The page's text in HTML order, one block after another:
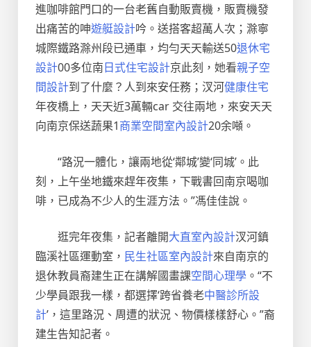
進咖啡館門口的一台老舊自動販賣機，販賣機發
出痛苦的呻遊艇設計吟。送搭客超萬人次；滁寧
城際鐵路滁州段已通車，均勻天天輸送50退休宅
設計00多位南日式住宅設計京此刻，她看親子空
間設計到了什麼？人到來安任務；汊河健康住宅
年夜橋上，天天近3萬輛car 交往兩地，來安天天
向南京保送蔬果1商業空間室內設計20余噸。
“路況一體化，讓兩地從‘鄰城’變‘同城’。此
刻，上午坐地鐵來趕年夜集，下戰書回南京喝咖
啡，已成為不少人的生涯方法。”馮佳佳說。
逛完年夜集，記者離開大直室內設計汊河鎮
臨溪社區運動室， 民生社區室內設計來自南京的
退休教員裔建生正在講解國畫課空間心理學 。“不
少學員跟我一樣，都選擇‘跨省養老中醫診所設
計’，這里路況、周遭的狀況、物價樣樣舒心。”裔
建生告知記者。